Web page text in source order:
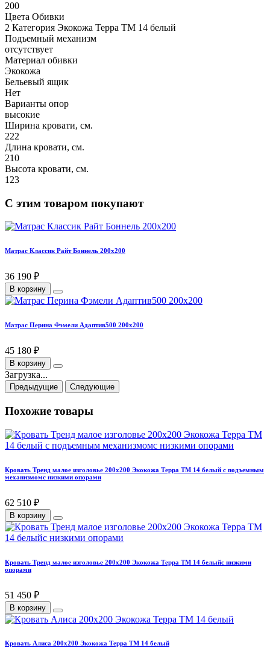
200
Цвета Обивки
2 Категория Экокожа Терра ТМ 14 белый
Подъемный механизм
отсутствует
Материал обивки
Экокожа
Бельевый ящик
Нет
Варианты опор
высокие
Ширина кровати, см.
222
Длина кровати, см.
210
Высота кровати, см.
123
С этим товаром покупают
Матрас Классик Райт Боннель 200х200
36 190 ₽
В корзину
Матрас Перина Фэмели Адаптив500 200х200
45 180 ₽
В корзину
Загрузка...
Предыдущие Следующие
Похожие товары
Кровать Тренд малое изголовье 200х200 Экокожа Терра ТМ 14 белый с подъемным
механизмомс низкими опорами
62 510 ₽
В корзину
Кровать Тренд малое изголовье 200х200 Экокожа Терра ТМ 14 белыйс низкими
опорами
51 450 ₽
В корзину
Кровать Алиса 200х200 Экокожа Терра ТМ 14 белый